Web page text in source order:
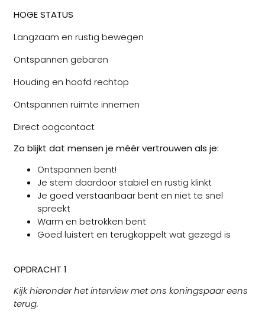
HOGE STATUS
Langzaam en rustig bewegen
Ontspannen gebaren
Houding en hoofd rechtop
Ontspannen ruimte innemen
Direct oogcontact
Zo blijkt dat mensen je méér vertrouwen als je:
Ontspannen bent!
Je stem daardoor stabiel en rustig klinkt
Je goed verstaanbaar bent en niet te snel
spreekt
Warm en betrokken bent
Goed luistert en terugkoppelt wat gezegd is
OPDRACHT 1
Kijk hieronder het interview met ons koningspaar eens
terug.